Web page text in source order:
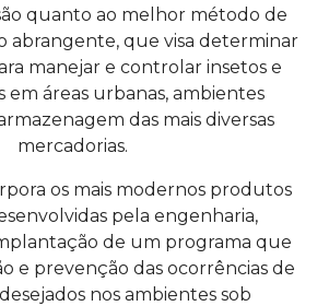
quanto ao melhor método de
abrangente, que visa determinar
manejar e controlar insetos e
em áreas urbanas, ambientes
das mais diversas
mercadorias.
os mais modernos produtos
pela engenharia,
de um programa que
e prevenção das ocorrências de
nos ambientes sob